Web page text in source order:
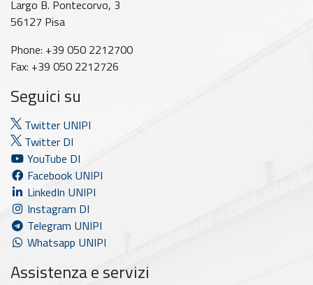
Largo B. Pontecorvo, 3
56127 Pisa
Phone: +39 050 2212700
Fax: +39 050 2212726
Seguici su
Twitter UNIPI
Twitter DI
YouTube DI
Facebook UNIPI
LinkedIn UNIPI
Instagram DI
Telegram UNIPI
Whatsapp UNIPI
Assistenza e servizi